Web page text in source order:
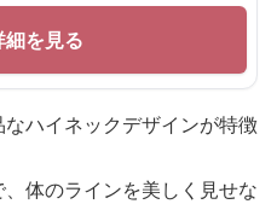
を見る
ハイネックデザインが特徴
体のラインを美しく見せな